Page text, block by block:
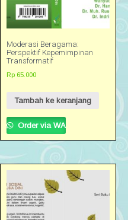
Moderasi Beragama:
Perspektif Kepemimpinan
Transformatif
Rp 65.000
Tambah ke keranjang
Order via WA